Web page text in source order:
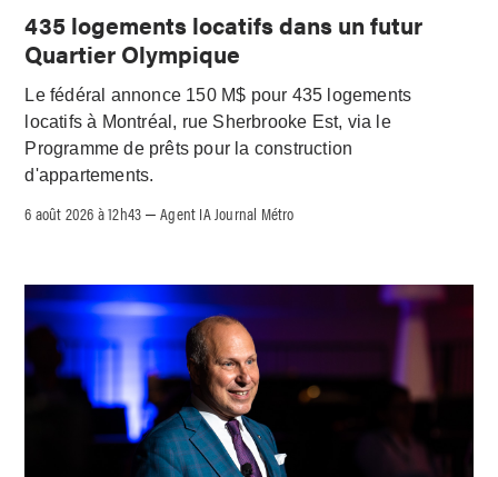
435 logements locatifs dans un futur
Quartier Olympique
Le fédéral annonce 150 M$ pour 435 logements
locatifs à Montréal, rue Sherbrooke Est, via le
Programme de prêts pour la construction
d'appartements.
6 août 2026 à 12h43 –Agent IA Journal Métro